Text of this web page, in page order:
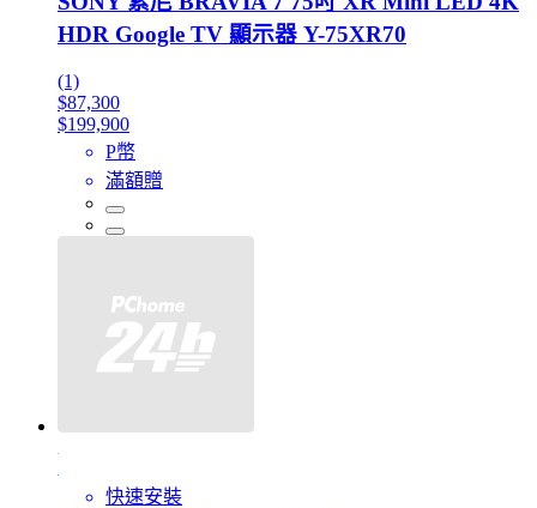
HDR Google TV 顯示器 Y-75XR70
(1)
$87,300
$199,900
P幣
滿額贈
快速安裝